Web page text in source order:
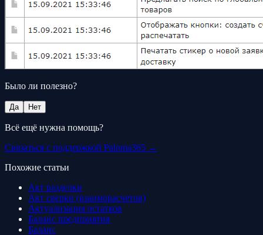
Было ли полезно?
Да Нет
Всё ещё нужна помощь?
Связаться с поддержкой Paloma365 →
Похожие статьи
Акт разделки
Акт сверки (взаиморасчетов)
Актуализация остатков
Баланс предприятия
Баланс